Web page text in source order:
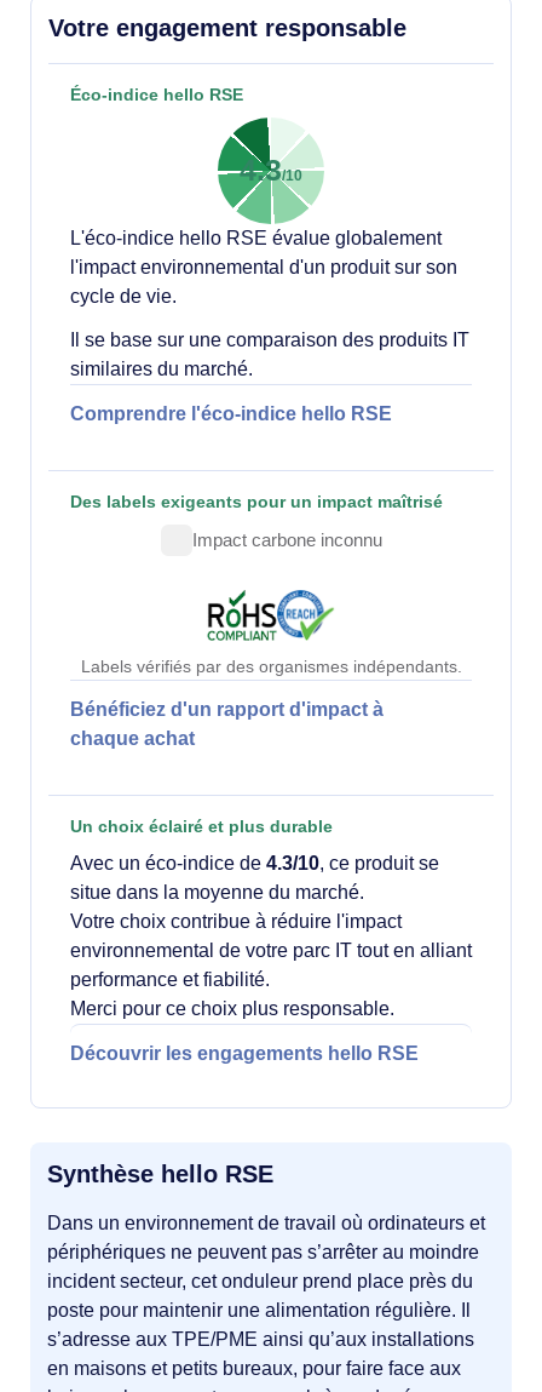
Votre engagement responsable
Éco-indice hello RSE
4.3/10
L'éco-indice hello RSE évalue globalement
l'impact environnemental d'un produit sur son
cycle de vie.
Il se base sur une comparaison des produits IT
similaires du marché.
Comprendre l'éco-indice hello RSE
Des labels exigeants pour un impact maîtrisé
Impact carbone inconnu
Labels vérifiés par des organismes indépendants.
Bénéficiez d'un rapport d'impact à
chaque achat
Un choix éclairé et plus durable
Avec un éco-indice de 4.3/10, ce produit se
situe dans la moyenne du marché.
Votre choix contribue à réduire l'impact
environnemental de votre parc IT tout en alliant
performance et fiabilité.
Merci pour ce choix plus responsable.
Découvrir les engagements hello RSE
Synthèse hello RSE
Dans un environnement de travail où ordinateurs et
périphériques ne peuvent pas s’arrêter au moindre
incident secteur, cet onduleur prend place près du
poste pour maintenir une alimentation régulière. Il
s’adresse aux TPE/PME ainsi qu’aux installations
en maisons et petits bureaux, pour faire face aux